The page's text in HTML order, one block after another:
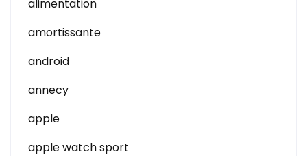
alimentation
amortissante
android
annecy
apple
apple watch sport